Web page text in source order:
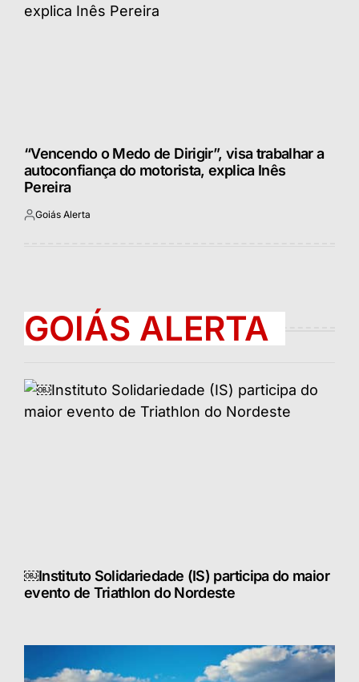
“Vencendo o Medo de Dirigir”, visa trabalhar a
autoconfiança do motorista, explica Inês
Pereira
Postado
Goiás Alerta
GOIÁS ALERTA
￼Instituto Solidariedade (IS) participa do maior
evento de Triathlon do Nordeste